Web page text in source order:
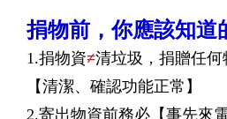
捐物前，你應該知道
1.捐物資≠清垃圾，捐贈任
【清潔、確認功能正常】
2.寄出物資前務必【事先來